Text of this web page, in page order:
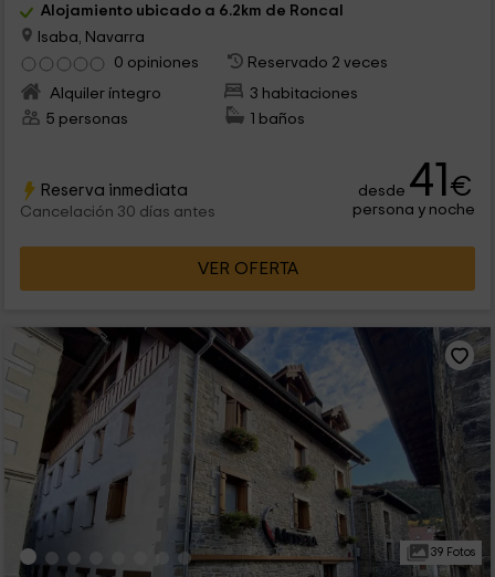
Alojamiento ubicado a 6.2km de Roncal
Isaba, Navarra
0 opiniones
Reservado 2 veces
Alquiler íntegro
3 habitaciones
5 personas
1 baños
Reserva inmediata
Cancelación 30 días antes
desde 41€
persona y noche
VER OFERTA
39 Fotos